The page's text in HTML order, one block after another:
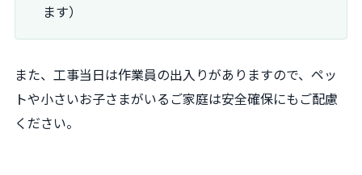
ます）
また、工事当日は作業員の出入りがありますので、ペッ
トや小さいお子さまがいるご家庭は安全確保にもご配慮
ください。